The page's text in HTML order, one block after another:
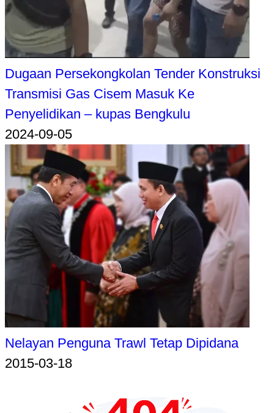
Dugaan Persekongkolan Tender Konstruksi
Transmisi Gas Cisem Masuk Ke
Penyelidikan – kupas Bengkulu
2024-09-05
Nelayan Penguna Trawl Tetap Dipidana
2015-03-18